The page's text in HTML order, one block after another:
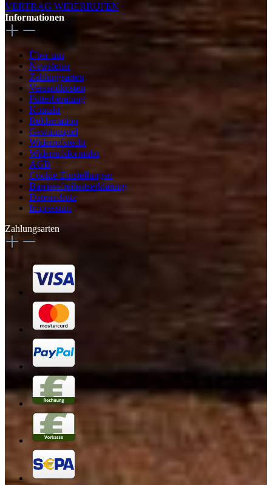
VERTRAG WIDERRUFEN
Informationen
Über uns
Newsletter
Zahlungsarten
Versandkosten
Futterberatung
Kontakt
Reklamation
Gewinnspiel
Widerrufsrecht
Widerrufsformular
AGB
Cookie-Einstellungen
Barrierefreiheitserklärung
Datenschutz
Impressum
Zahlungsarten